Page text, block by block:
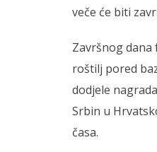
veče će biti
Završnog dana
roštilj pored
dodjele
Srbin u
časa.